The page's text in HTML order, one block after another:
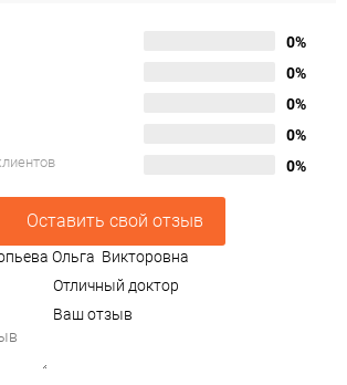
0%
0%
0%
0%
0%
Оставить свой отзыв
Ольга Викторовна
Отличный доктор
Ваш отзыв